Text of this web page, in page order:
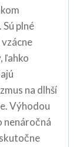
plné
ľahko
na dlhší
Výhodou
nenáročná